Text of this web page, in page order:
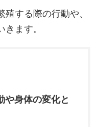
する際の行動や、
ます。
や身体の変化と